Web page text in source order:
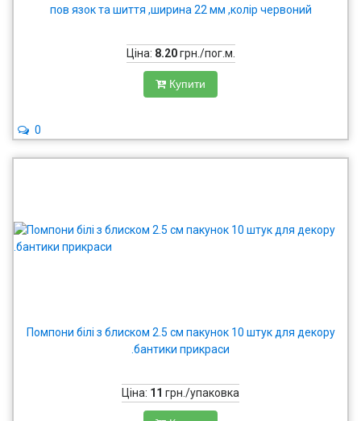
пов язок та шиття ,ширина 22 мм ,колір червоний
Ціна: 8.20грн./пог.м.
Купити
0
Помпони білі з блиском 2.5 см пакунок 10 штук для декору
.бантики прикраси
Ціна: 11 грн./упаковка